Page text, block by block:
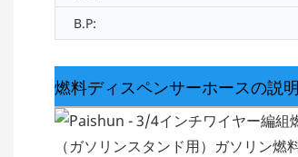
B.P:
燃料ディスペンサーホースの説明